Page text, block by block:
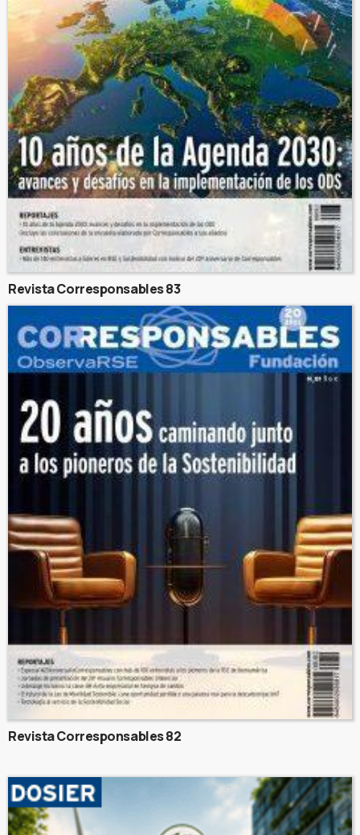
Revista Corresponsables 83
Revista Corresponsables 82